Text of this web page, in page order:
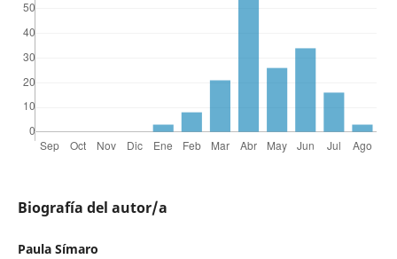
Biografía del autor/a
Paula Símaro